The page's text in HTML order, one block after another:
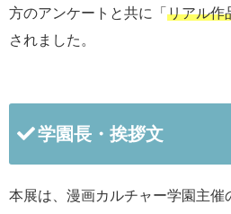
方のアンケートと共に「 リアル作
されました。
学園長・挨拶文
本展は、漫画カルチャー学園主催